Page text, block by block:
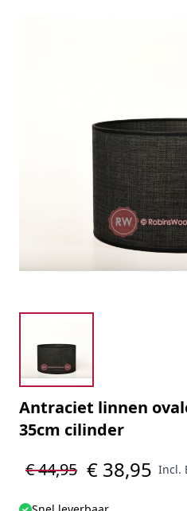
Antraciet linnen
35cm cilinder
€ 44,95 € 38,95 Incl.